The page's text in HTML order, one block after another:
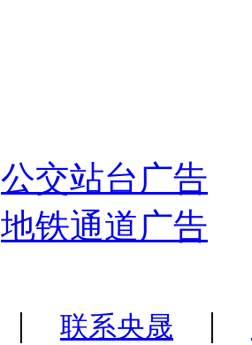
公交站台广告
地铁通道广告
| 联系央晟 |